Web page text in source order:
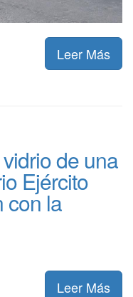
Leer Más
de una
Ejército
con la
Leer Más